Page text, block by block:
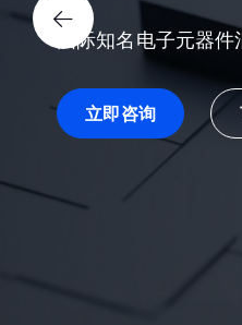
国际知名电子元器
立即咨询